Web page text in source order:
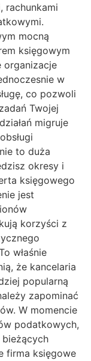
rachunkami
mocną
księgowym
organizacje
w
co pozwoli
Twojej
migruje
to duża
okresy i
księgowego
jest
korzyści z
właśnie
że kancelaria
popularną
zapominać
W momencie
podatkowych,
bieżących
firma księgowe